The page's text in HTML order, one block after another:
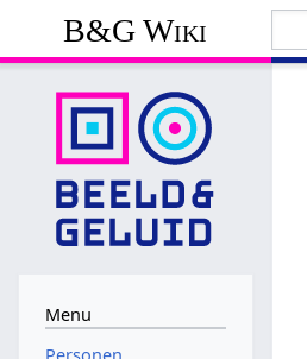
B&G Wiki
Menu